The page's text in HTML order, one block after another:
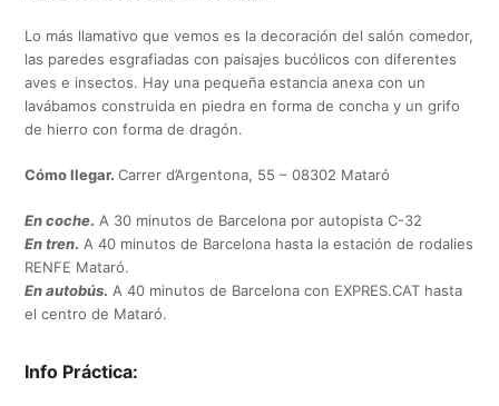
Lo más llamativo que vemos es la decoración del salón comedor,
las paredes esgrafiadas con paisajes bucólicos con diferentes
aves e insectos. Hay una pequeña estancia anexa con un
lavábamos construida en piedra en forma de concha y un grifo
de hierro con forma de dragón.
Cómo llegar.Carrer d’Argentona, 55 – 08302 Mataró
En coche. A 30 minutos de Barcelona por autopista C-32
En tren. A 40 minutos de Barcelona hasta la estación de rodalies
RENFE Mataró.
En autobús. A 40 minutos de Barcelona con EXPRES.CAT hasta
el centro de Mataró.
Info Práctica: